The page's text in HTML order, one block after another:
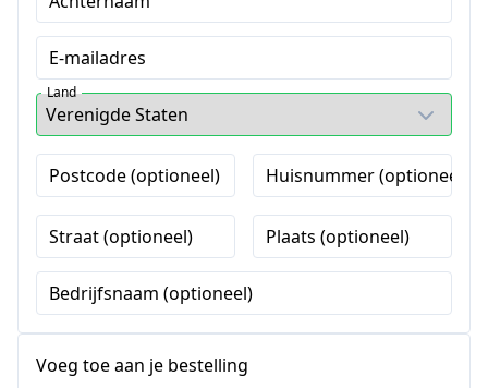
E-mailadres
Land
Postcode (optioneel) Huisnummer (optioneel)
Straat (optioneel) Plaats (optioneel)
Bedrijfsnaam (optioneel)
Voeg toe aan je bestelling